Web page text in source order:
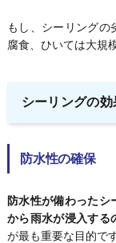
もし、シーリングの
腐食、ひいては大規
シーリングの効
防水性の確保
防水性が備わったシ
から雨水が浸入する
が最も重要な目的です